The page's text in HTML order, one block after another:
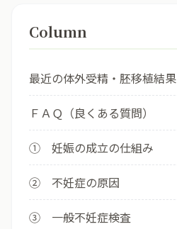
Column
最近の体外受精・胚移植結果
ＦＡＱ（良くある質問）
① 妊娠の成立の仕組み
② 不妊症の原因
③ 一般不妊症検査